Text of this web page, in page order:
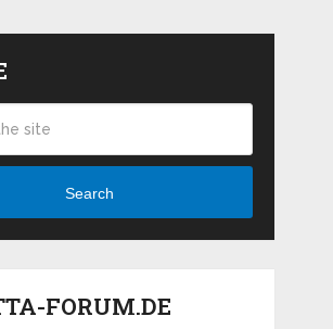
Search
FORUM.DE